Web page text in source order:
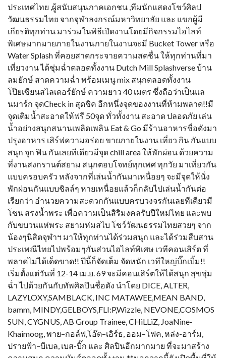
ประเทศไทย ,ผู้สนับสนุนภาคเอกชน ,ทีมนักแสดงโชว์ศิลป
วัฒนธรรมไทย จากจุฬาลงกรณ์มหาวิทยาลัย และ แขกผู้มี
เกียรติทุกท่าน มาร่วมในพิธีเปิดงานโดยมีกิจกรรมไฮไลท์
พิเศษมากมายภายในงานภายในงานจะมี Bucket Tower หรือ
Water Splash ที่คอยสาดกระจายความสดชื่น ให้ทุกท่านที่มา
เที่ยวงาน ได้ชุ่มฉ่ำตลอดทั้งงาน Dutch Mill Splashverse บ้าน
ลมยักษ์ สาดความฉ่ำ พร้อมเมนู mix สนุกตลอดทั้งงาน
โป๊ยเซียนสไลเดอร์ยักษ์ ความยาว 40 เมตร ซึ่งถือว่าเป็นแล
นมาร์ก จุดCheck in สุดชิค อีกหนึ่งจุดของงานที่ห้ามพลาด!!มี
จุดเติมน้ำสะอาดให้ฟรี 50จุด ทั่วทั้งงาน สะอาด ปลอดภัย เล่น
น้ำอย่างสนุกสนานเพลิดเพลิน Eat & Go มีร้านอาหารชื่อดังมา
ปรุงอาหาร เสิร์ฟความอร่อย ขายภายในงาน เที่ยว กิน กันแบบ
สนุก จุก ฟิน กันเลยทีเดียวมีจุด chill area ให้พักผ่อน ด้วยความ
ที่งานสงกรานต์สยาม สนุกตอบโจทย์ทุกเพศ ทุกวัย มาเที่ยวกัน
แบบครอบครัว หลังจากที่เล่นน้ำกันมาเหนื่อยๆ จะมีจุดให้นั่ง
พักผ่อนกันแบบชิลล์ๆ หายเหนื่อยแล้วก็กลับไปเล่นน้ำกันต่อ
เรียกว่า อำนวยความสะดวกกันแบบครบวงจรกันเลยทีเดียวมี
โซน สรงน้ำพระ เพื่อความเป็นสิริมงคลรับปีใหม่ไทย และพบ
กับขบวนแห่พระ สยามห่มสไบ โชว์วัฒนธรรมไทยสวยๆ จาก
น้องๆนิสิตจุฬาฯ มาให้ทุกท่านได้ร่วมสนุก และได้ร่วมสืบสาน
ประเพณีไทยไปพร้อมๆกันส่วนไฮไลท์พิเศษ เวทีคอนเสิร์ต ที่
พลาดไม่ได้เด็ดขาด!! ปีนี้ก็จัดเต็ม จัดหนัก เวทีใหญ่บิ๊กเบิ้ม!!
เริ่มตั้งแต่วันที่ 12-14 เม.ย. 69 จะมีคอนเสิร์ตให้ได้สนุก สุขชุ่ม
ฉ่ำ ไปด้วยกันกับทัพศิลปินชื่อดัง นำโดย DICE, ALTER,
LAZYLOXY,SAMBLACK, INC MATAWEE,MEAN BAND,
bamm, MINDY,GELBOYS,FLI:P,Wizzle, NEVONE,COSMOS
SUN, CYGNUS, AB Group Trainee, CHiLLiZ, JoaNine-
Khaimoog, พาย–กอล์ฟ,โอ๊ต–เอิร์ธ, ออม–โฟค, หล่ง-อาร์ม,
ปรายฟ้า–บีเบล, เบส-บิ๊ก และ ศิลปินอีกมากมาย ที่จะมาสร้าง